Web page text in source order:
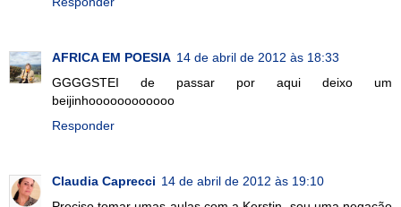
AFRICA EM POESIA 14 de abril de 2012 às 18:33
GGGGSTEI de passar por aqui deixo um
beijinhoooooooooooo
Responder
Claudia Caprecci 14 de abril de 2012 às 19:10